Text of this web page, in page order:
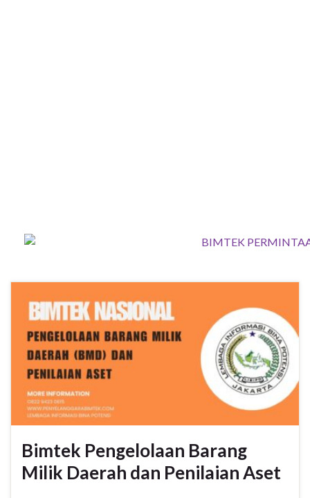
Bimtek Pengelolaan Barang
Milik Daerah dan Penilaian Aset